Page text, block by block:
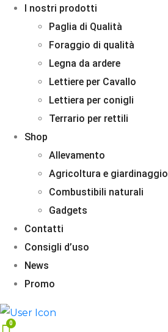
I nostri prodotti
Paglia di Qualità
Foraggio di qualità
Legna da ardere
Lettiere per Cavallo
Lettiera per conigli
Terrario per rettili
Shop
Allevamento
Agricoltura e giardinaggio
Combustibili naturali
Gadgets
Contatti
Consigli d’uso
News
Promo